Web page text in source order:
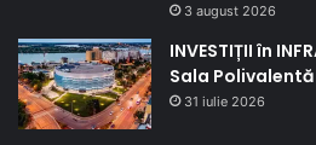
3 august 2026
INVESTIȚII în
Sala
31 iulie 2026